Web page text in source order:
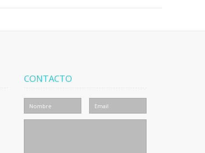
CONTACTO